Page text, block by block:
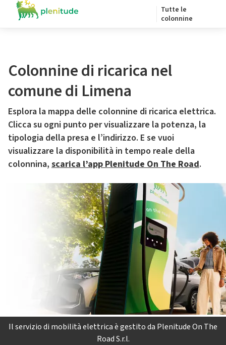
Tutte le
colonnine
Colonnine di ricarica nel
comune di Limena
Esplora la mappa delle colonnine di ricarica elettrica.
Clicca su ogni punto per visualizzare la potenza, la
tipologia della presa e l’indirizzo. E se vuoi
visualizzare la disponibilità in tempo reale della
colonnina, scarica l’app Plenitude On The Road.
Il servizio di mobilità elettrica è gestito da Plenitude On The
Road S.r.l.